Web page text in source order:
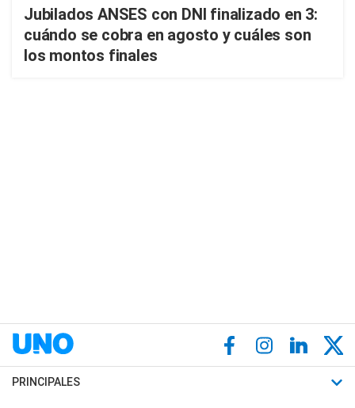
Jubilados ANSES con DNI finalizado en 3:
cuándo se cobra en agosto y cuáles son
los montos finales
PRINCIPALES